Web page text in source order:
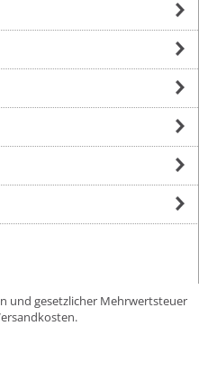
und gesetzlicher Mehrwertsteuer